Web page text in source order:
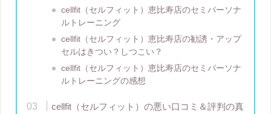
cellfit（セルフィット）恵比寿店のセミパーソナ
ルトレーニング
cellfit（セルフィット）恵比寿店の勧誘・アップ
セルはきつい？しつこい？
cellfit（セルフィット）恵比寿店のセミパーソナ
ルトレーニングの感想
cellfit（セルフィット）の悪い口コミ＆評判の真